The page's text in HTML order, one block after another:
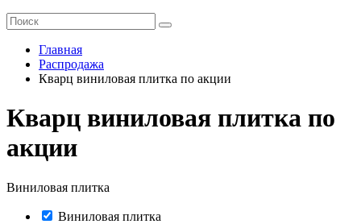
Главная
Распродажа
Кварц виниловая плитка по акции
Кварц виниловая плитка по
акции
Виниловая плитка
Виниловая плитка